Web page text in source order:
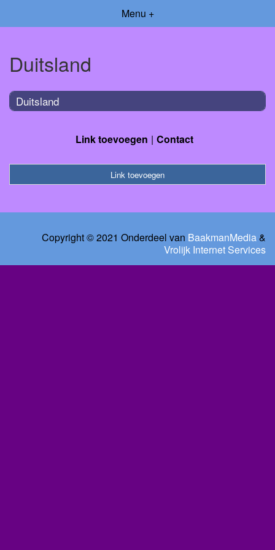
Menu +
Duitsland
Duitsland
Link toevoegen Contact
Link toevoegen
Copyright © 2021 Onderdeel van BaakmanMedia&
Vrolijk Internet Services